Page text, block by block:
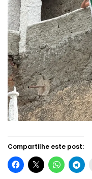
Compartilhe este post: